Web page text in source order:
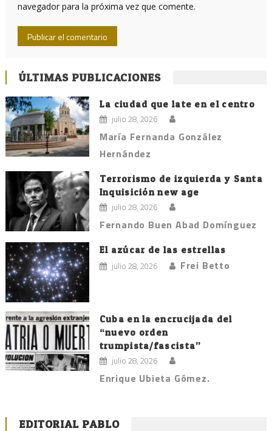
navegador para la próxima vez que comente.
ÚLTIMAS PUBLICACIONES
La ciudad que late en el centro
julio 28, 2026
María Fernanda González
Hernández
Terrorismo de izquierda y Santa
Inquisición new age
julio 28, 2026
Fernando Buen Abad Domínguez
El azúcar de las estrellas
julio 28, 2026 Frei Betto
Cuba en la encrucijada del
“nuevo orden
trumpista/fascista”
julio 28, 2026
Enrique Ubieta Gómez.
EDITORIAL PABLO